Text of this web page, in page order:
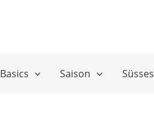
Basics Saison Süsses